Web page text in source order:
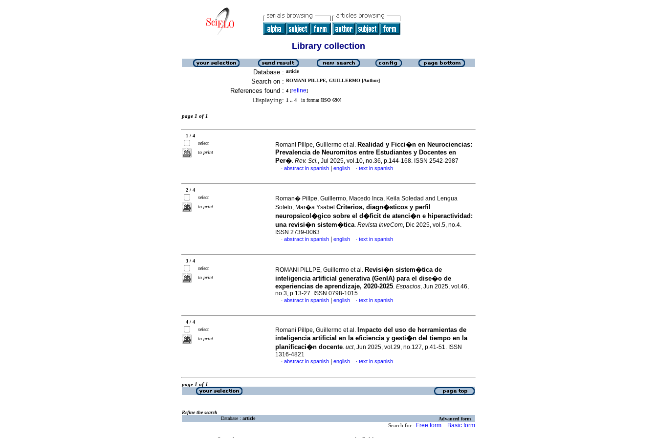
Library collection
Database : article
Search on : ROMANI PILLPE, GUILLERMO [Author]
References found : 4 [refine]
Displaying: 1 .. 4 in format [ISO 690]
page 1 of 1
1 / 4
select
to print
Romani Pillpe, Guillermo et al. Realidad y Ficci�n en Neurociencias:
Prevalencia de Neuromitos entre Estudiantes y Docentes en
Per�. Rev. Sci., Jul 2025, vol.10, no.36, p.144-168. ISSN 2542-2987
· abstract in spanish english · text in spanish
2 / 4
select
to print
Roman� Pillpe, Guillermo, Macedo Inca, Keila Soledad and Lengua
Sotelo, Mar�a Ysabel Criterios, diagn�sticos y perfil
neuropsicol�gico sobre el d�ficit de atenci�n e hiperactividad:
una revisi�n sistem�tica. Revista InveCom, Dic 2025, vol.5, no.4.
ISSN 2739-0063
· abstract in spanish english · text in spanish
3 / 4
select
to print
ROMANI PILLPE, Guillermo et al. Revisi�n sistem�tica de
inteligencia artificial generativa (GenIA) para el dise�o de
experiencias de aprendizaje, 2020-2025. Espacios, Jun 2025, vol.46,
no.3, p.13-27. ISSN 0798-1015
· abstract in spanish english · text in spanish
4 / 4
select
to print
Romani Pillpe, Guillermo et al. Impacto del uso de herramientas de
inteligencia artificial en la eficiencia y gesti�n del tiempo en la
planificaci�n docente. uct, Jun 2025, vol.29, no.127, p.41-51. ISSN
1316-4821
· abstract in spanish english · text in spanish
page 1 of 1
Refine the search
Database : article Advanced form
Search for : Free form Basic form